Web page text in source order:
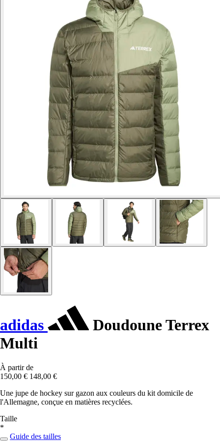
adidas
Doudoune Terrex
Multi
À partir de
150,00 € 148,00 €
Une jupe de hockey sur gazon aux couleurs du kit domicile de
l'Allemagne, conçue en matières recyclées.
Taille
*
Guide des tailles